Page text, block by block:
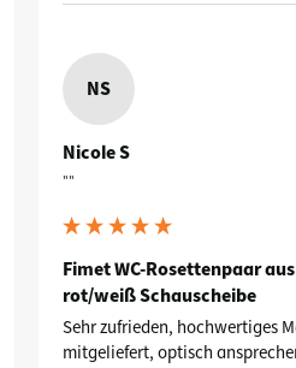
NS
Nicole S
""
Fimet WC-Rosettenpaar
rot/weiß Schauscheibe
Sehr zufrieden, hochwertiges
mitgeliefert, optisch